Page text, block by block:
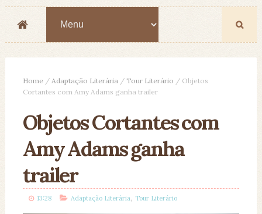
Home / Adaptação Literária / Tour Literário / Objetos
Cortantes com Amy Adams ganha trailer
Objetos Cortantes com
Amy Adams ganha
trailer
13:28 Adaptação Literária, Tour Literário